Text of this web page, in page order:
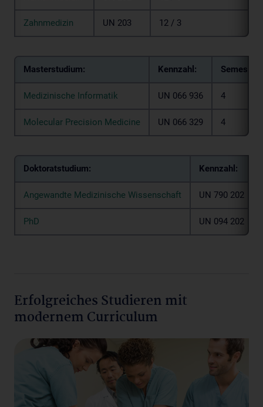
Zahnmedizin UN 203 12 / 3
Masterstudium: Kennzahl: Semester:
Medizinische Informatik UN 066 936 4
Molecular Precision Medicine UN 066 329 4
Doktoratstudium: Kennzahl:
Angewandte Medizinische Wissenschaft UN 790 202
PhD UN 094 202
Erfolgreiches Studieren mit
modernem Curriculum